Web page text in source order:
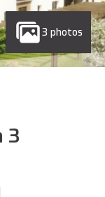
3 photos
3